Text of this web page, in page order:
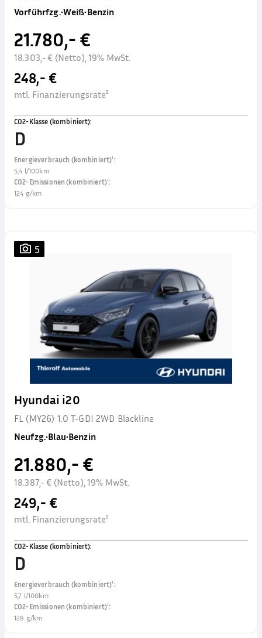
Vorführfzg.•Weiß•Benzin
21.780,- €
18.303,- € (Netto), 19% MwSt.
248,- €
mtl. Finanzierungsrate²
CO2-Klasse (kombiniert):
D
Energieverbrauch (kombiniert)¹:
5,4 l/100km
CO2-Emissionen (kombiniert)¹:
124 g/km
5
Hyundai i20
FL (MY26) 1.0 T-GDI 2WD Blackline
Neufzg.•Blau•Benzin
21.880,- €
18.387,- € (Netto), 19% MwSt.
249,- €
mtl. Finanzierungsrate²
CO2-Klasse (kombiniert):
D
Energieverbrauch (kombiniert)¹:
5,7 l/100km
CO2-Emissionen (kombiniert)¹:
128 g/km